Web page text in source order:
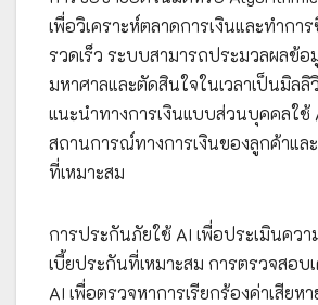
เพื่อวิเคราะห์ตลาดการเงินและทำกา
รวดเร็ว ระบบสามารถประมวลผลข้อ
มหาศาลและตัดสินใจในเวลาเป็นมิล
แนะนำทางการเงินแบบส่วนบุคคลใช้
สถานการณ์ทางการเงินของลูกค้าแ
ที่เหมาะสม
การประกันภัยใช้ AI เพื่อประเมินควา
เบี้ยประกันที่เหมาะสม การตรวจสอบ
AI เพื่อตรวจหาการเรียกร้องค่าเสียห